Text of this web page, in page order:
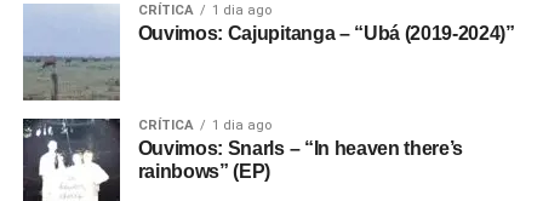
CRÍTICA 1 dia ago
Ouvimos: Cajupitanga – “Ubá (2019-2024)”
CRÍTICA 1 dia ago
Ouvimos: Snarls – “In heaven there’s
rainbows” (EP)